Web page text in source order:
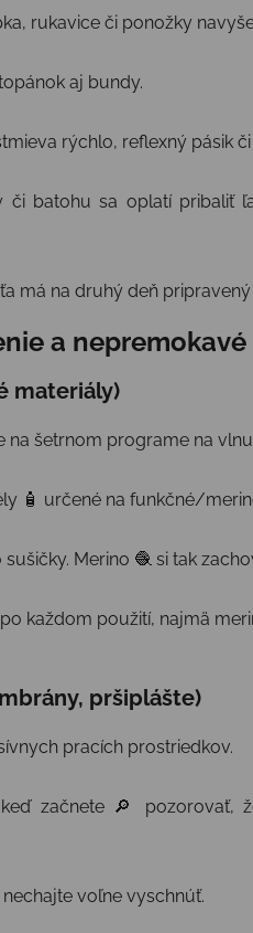
rukavice či ponožky
aj bundy.
rýchlo, reflexný pásik
batohu sa oplatí pribaliť
má na druhý deň
a
materiály)
na šetrnom programe na
🧴 určené na funkčné/
Merino 🧶 si tak
každom použití, najmä
pršiplášte)
pracích prostriedkov.
začnete 🔎 pozorovať,
voľne vyschnúť.